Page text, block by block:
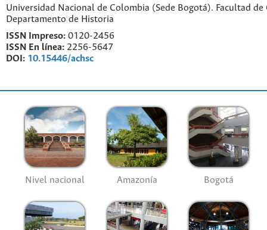
Universidad Nacional de Colombia (Sede Bogotá). Facultad de
Departamento de Historia
ISSN Impreso: 0120-2456
ISSN En línea: 2256-5647
DOI: 10.15446/achsc
Nivel nacional Amazonía Bogotá